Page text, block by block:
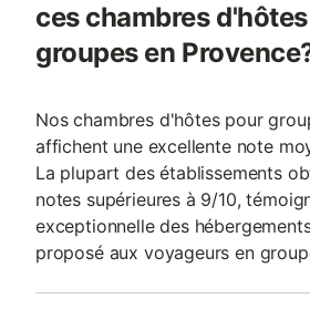
ces chambres
groupes en
Nos chambres d'hôtes pour
affichent une excellente note
La plupart des établissements
notes supérieures à 9/10,
exceptionnelle des
proposé aux voyageurs en